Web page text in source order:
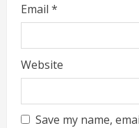
Email *
Website
Save my name,